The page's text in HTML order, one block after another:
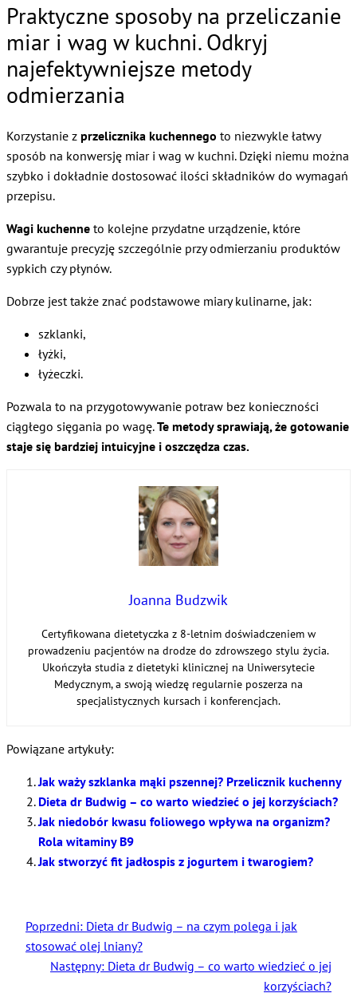
Praktyczne sposoby na przeliczanie
miar i wag w kuchni. Odkryj
najefektywniejsze metody
odmierzania
Korzystanie z przelicznika kuchennego to niezwykle łatwy
sposób na konwersję miar i wag w kuchni. Dzięki niemu można
szybko i dokładnie dostosować ilości składników do wymagań
przepisu.
Wagi kuchenne to kolejne przydatne urządzenie, które
gwarantuje precyzję szczególnie przy odmierzaniu produktów
sypkich czy płynów.
Dobrze jest także znać podstawowe miary kulinarne, jak:
szklanki,
łyżki,
łyżeczki.
Pozwala to na przygotowywanie potraw bez konieczności
ciągłego sięgania po wagę.Te metody sprawiają, że gotowanie
staje się bardziej intuicyjne i oszczędza czas.
Joanna Budzwik
Certyfikowana dietetyczka z 8-letnim doświadczeniem w
prowadzeniu pacjentów na drodze do zdrowszego stylu życia.
Ukończyła studia z dietetyki klinicznej na Uniwersytecie
Medycznym, a swoją wiedzę regularnie poszerza na
specjalistycznych kursach i konferencjach.
Powiązane artykuły:
Jak waży szklanka mąki pszennej? Przelicznik kuchenny
Dieta dr Budwig – co warto wiedzieć o jej korzyściach?
Jak niedobór kwasu foliowego wpływa na organizm?
Rola witaminy B9
Jak stworzyć fit jadłospis z jogurtem i twarogiem?
Poprzedni: Dieta dr Budwig – na czym polega i jak
stosować olej lniany?
Następny: Dieta dr Budwig – co warto wiedzieć o jej
korzyściach?